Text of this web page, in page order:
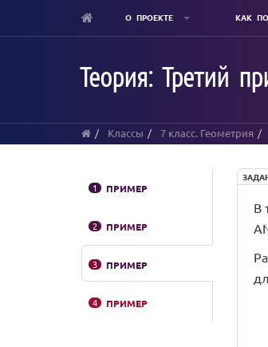
О ПРОЕКТЕ КАК
Теория: Третий
Классы 7 класс. Геометрия
1 ПРИМЕР
2 ПРИМЕР
3 ПРИМЕР
4 ПРИМЕР
В